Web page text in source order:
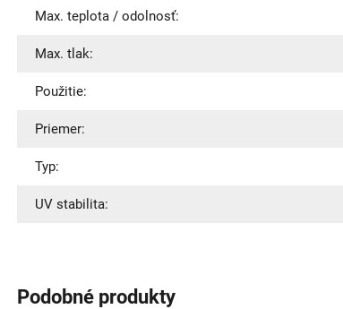
Max. teplota / odolnosť:
Max. tlak:
Použitie:
Priemer:
Typ:
UV stabilita:
Podobné produkty